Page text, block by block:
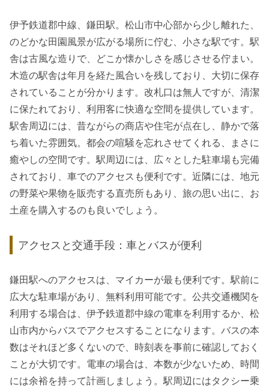
伊予鉄道郡中線、鎌田駅。松山市中心部から少し離れた、
のどかな田園風景が広がる場所に佇む、小さな駅です。駅
舎は古風な造りで、どこか懐かしさを感じさせる佇まい。
木造の駅舎は年月を経た風合いを残しており、大切に保存
されていることが分かります。改札口は無人ですが、清潔
に保たれており、利用客に快適な空間を提供しています。
駅舎周辺には、昔ながらの商店や住宅が点在し、静かで落
ち着いた雰囲気。都会の喧騒を忘れさせてくれる、まさに
癒やしの空間です。駅周辺には、広々とした駐車場も完備
されており、車でのアクセスも便利です。近隣には、地元
の野菜や果物を販売する直売所もあり、旅の思い出に、お
土産を購入するのも良いでしょう。
アクセスと交通手段：車とバスが便利
鎌田駅へのアクセスは、マイカーが最も便利です。駅前に
広大な駐車場があり、無料利用可能です。公共交通機関を
利用する場合は、伊予鉄道郡中線の電車を利用するか、松
山市内からバスでアクセスすることになります。バスの本
数はそれほど多くないので、時刻表を事前に確認しておく
ことが大切です。電車の場合は、本数が少ないため、時間
には余裕を持って計画しましょう。駅周辺にはタクシー乗